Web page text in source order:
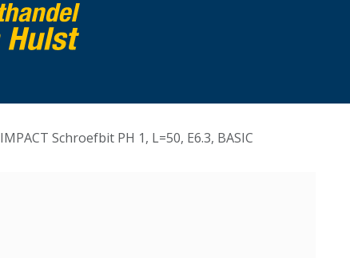
IMPACT Schroefbit PH 1, L=50, E6.3, BASIC